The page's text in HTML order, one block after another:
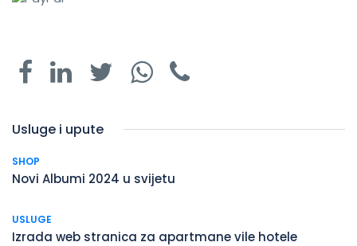
Usluge i upute
SHOP
Novi Albumi 2024 u svijetu
USLUGE
Izrada web stranica za apartmane vile hotele